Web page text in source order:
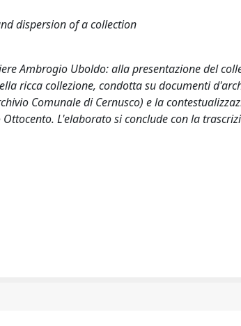
dispersion of a collection
Ambrogio Uboldo: alla presentazione del
ricca collezione, condotta su documenti
Comunale di Cernusco) e la
L'elaborato si conclude con la